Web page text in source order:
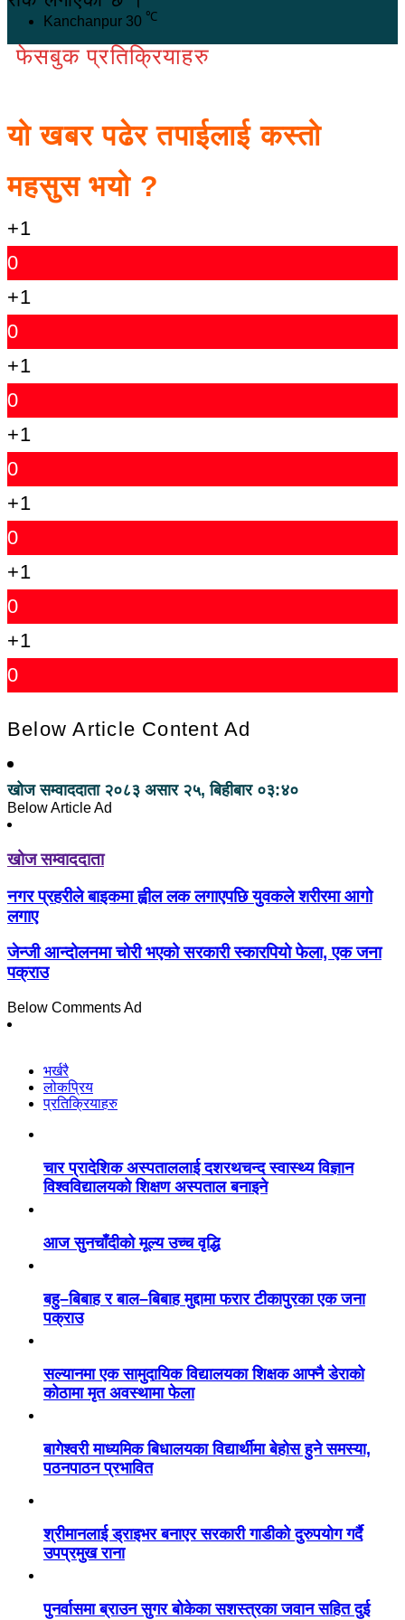
Kanchanpur 30 ℃
फेसबुक प्रतिक्रियाहरु
यो खबर पढेर तपाईलाई कस्तो
महसुस भयो ?
+1
0
+1
0
+1
0
+1
0
+1
0
+1
0
+1
0
Below Article Content Ad
खोज सम्वाददाता २०८३ असार २५, बिहीबार ०३:४०
Below Article Ad
खोज सम्वाददाता
नगर प्रहरीले बाइकमा ह्वील लक लगाएपछि युवकले शरीरमा आगो
लगाए
जेन्जी आन्दोलनमा चोरी भएको सरकारी स्कारपियो फेला, एक जना
पक्राउ
Below Comments Ad
भर्खरै
लोकप्रिय
प्रतिक्रियाहरु
चार प्रादेशिक अस्पताललाई दशरथचन्द स्वास्थ्य विज्ञान
विश्वविद्यालयको शिक्षण अस्पताल बनाइने
आज सुनचाँदीको मूल्य उच्च वृद्धि
बहु–बिबाह र बाल–बिबाह मुद्दामा फरार टीकापुरका एक जना
पक्राउ
सल्यानमा एक सामुदायिक विद्यालयका शिक्षक आफ्नै डेराको
कोठामा मृत अवस्थामा फेला
बागेश्वरी माध्यमिक बिधालयका विद्यार्थीमा बेहोस हुने समस्या,
पठनपाठन प्रभावित
श्रीमानलाई ड्राइभर बनाएर सरकारी गाडीको दुरुपयोग गर्दै
उपप्रमुख राना
पुनर्वासमा ब्राउन सुगर बोकेका सशस्त्रका जवान सहित दुई